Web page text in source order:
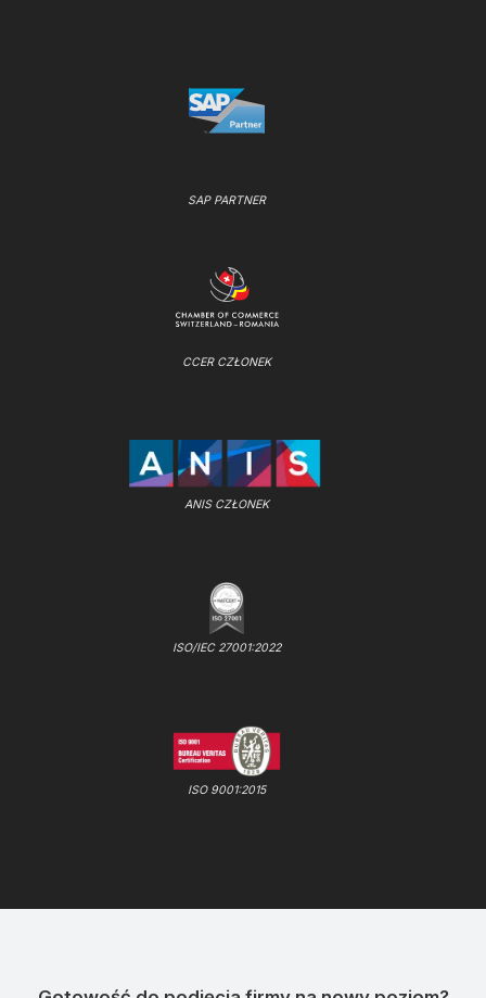
SAP PARTNER
CCER CZŁONEK
ANIS CZŁONEK
ISO/IEC 27001:2022
ISO 9001:2015